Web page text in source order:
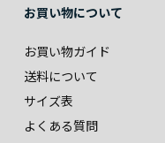
お買い物について
お買い物ガイド
送料について
サイズ表
よくある質問